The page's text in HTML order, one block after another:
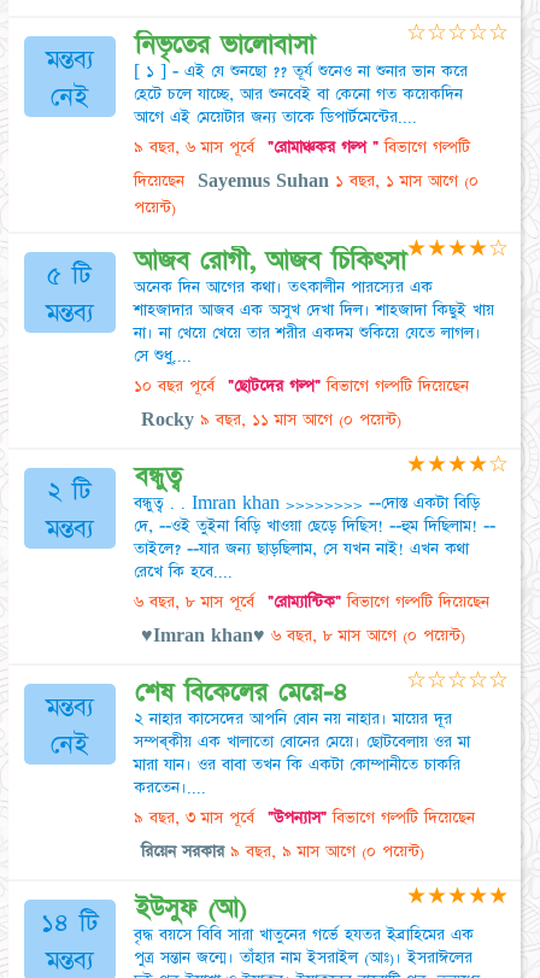
মন্তব্য
নেই
নিভৃতের ভালোবাসা
[ ১ ] - এই যে শুনছো ?? তূর্য শুনেও না শুনার ভান করে
হেটে চলে যাচ্ছে, আর শুনবেই বা কেনো গত কয়েকদিন
আগে এই মেয়েটার জন্য তাকে ডিপার্টমেন্টের....
৯ বছর, ৬ মাস পূর্বে "রোমাঞ্চকর গল্প "বিভাগে গল্পটি
দিয়েছেন
Sayemus Suhan ১ বছর, ১ মাস আগে (০
পয়েন্ট)
☆☆☆☆☆
৫ টি
মন্তব্য
আজব রোগী, আজব চিকিৎসা
অনেক দিন আগের কথা। তৎকালীন পারস্যের এক
শাহজাদার আজব এক অসুখ দেখা দিল। শাহজাদা কিছুই খায়
না। না খেয়ে খেয়ে তার শরীর একদম শুকিয়ে যেতে লাগল।
সে শুধু্....
১০ বছর পূর্বে "ছোটদের গল্প"বিভাগে গল্পটি দিয়েছেন
Rocky ৯ বছর, ১১ মাস আগে (০ পয়েন্ট)
★★★★☆
২ টি
মন্তব্য
বন্ধুত্ব
বন্ধুত্ব . . Imran khan >>>>>>>> --দোস্ত একটা বিড়ি
দে, --ওই তুইনা বিড়ি খাওয়া ছেড়ে দিছিস! --হুম দিছিলাম! --
তাইলে? --যার জন্য ছাড়ছিলাম, সে যখন নাই! এখন কথা
রেখে কি হবে....
৬ বছর, ৮ মাস পূর্বে "রোম্যান্টিক"বিভাগে গল্পটি দিয়েছেন
♥Imran khan♥ ৬ বছর, ৮ মাস আগে (০ পয়েন্ট)
★★★★☆
মন্তব্য
নেই
শেষ বিকেলের মেয়ে-৪
২ নাহার কাসেদের আপনি বোন নয় নাহার। মায়ের দূর
সম্পৰ্কীয় এক খালাতো বোনের মেয়ে। ছােটবেলায় ওর মা
মারা যান। ওর বাবা তখন কি একটা কোম্পানীতে চাকরি
করতেন।....
৯ বছর, ৩ মাস পূর্বে "উপন্যাস"বিভাগে গল্পটি দিয়েছেন
রিয়েন সরকার ৯ বছর, ৯ মাস আগে (০ পয়েন্ট)
☆☆☆☆☆
১৪ টি
মন্তব্য
ইউসুফ (আ)
বৃদ্ধ বয়সে বিবি সারা খাতুনের গর্ভে হযতর ইব্রাহিমের এক
পুত্র সন্তান জন্মে। তাঁহার নাম ইসরাইল (আঃ)। ইসরাঈলের
★★★★★